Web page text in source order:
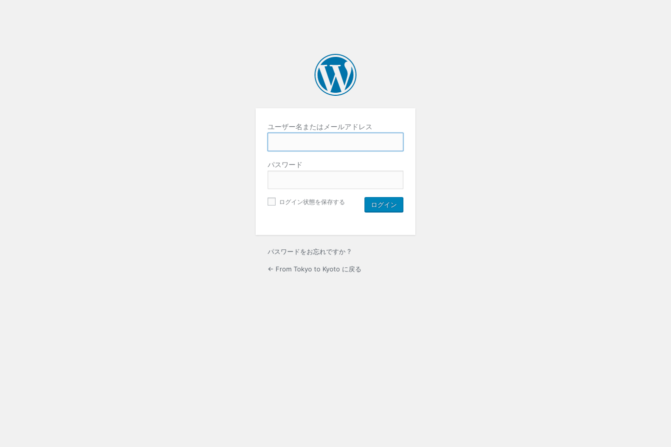
ユーザー名またはメールアドレス
パスワード
ログイン状態を保存する
パスワードをお忘れですか ?
← From Tokyo to Kyoto に戻る